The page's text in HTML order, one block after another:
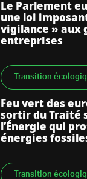
Le Parlement
une loi
vigilance » aux
entreprises
Transition
Feu vert des
sortir du Traité
l’Énergie qui
énergies
Transition